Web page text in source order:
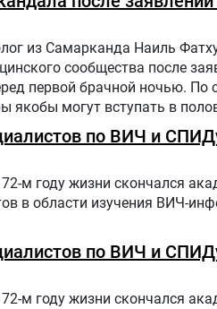
из Самарканда Наиль
сообщества после
первой брачной ночью. По
якобы могут вступать в
и негативную реакцию
была удалена, а аккаунт
по ВИЧ и
м году жизни скончался
в области изучения ВИЧ-
по ВИЧ и
м году жизни скончался